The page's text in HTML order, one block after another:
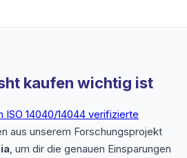
kaufen wichtig ist
ISO 14040/14044 verifizierte
aus unserem Forschungsprojekt
, um dir die genauen Einsparungen